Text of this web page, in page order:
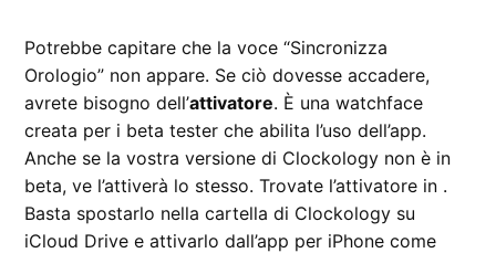
Potrebbe capitare che la voce “Sincronizza
Orologio” non appare. Se ciò dovesse accadere,
avrete bisogno dell’attivatore. È una watchface
creata per i beta tester che abilita l’uso dell’app.
Anche se la vostra versione di Clockology non è in
beta, ve l’attiverà lo stesso. Trovate l’attivatore in .
Basta spostarlo nella cartella di Clockology su
iCloud Drive e attivarlo dall’app per iPhone come